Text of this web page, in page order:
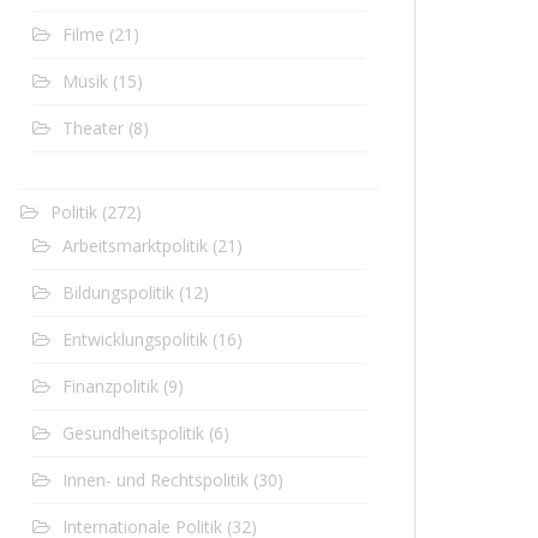
Filme (21)
Musik (15)
Theater (8)
Politik (272)
Arbeitsmarktpolitik (21)
Bildungspolitik (12)
Entwicklungspolitik (16)
Finanzpolitik (9)
Gesundheitspolitik (6)
Innen- und Rechtspolitik (30)
Internationale Politik (32)